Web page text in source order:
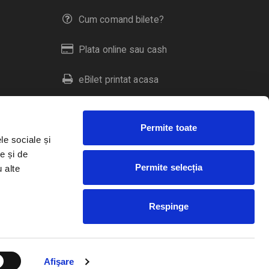
sociale și
și de
alte
Afişare
Permite toate
Permite selecția
Respinge
Cum comand bilete?
Plata online sau cash
eBilet printat acasa
Livrare prin curier
Duplicare bilete